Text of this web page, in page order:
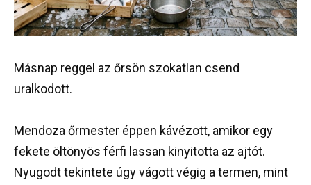
Másnap reggel az őrsön szokatlan csend
uralkodott.
Mendoza őrmester éppen kávézott, amikor egy
fekete öltönyös férfi lassan kinyitotta az ajtót.
Nyugodt tekintete úgy vágott végig a termen, mint